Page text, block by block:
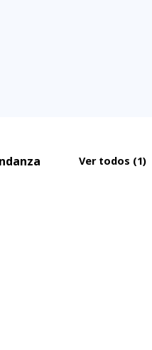
Ver todos (1)